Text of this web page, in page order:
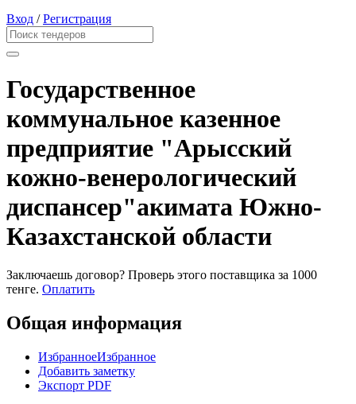
Вход /Регистрация
Государственное
коммунальное казенное
предприятие "Арысский
кожно-венерологический
диспансер"акимата Южно-
Казахстанской области
Заключаешь договор? Проверь этого поставщика за 1000
тенге. Оплатить
Общая информация
ИзбранноеИзбранное
Добавить заметку
Экспорт PDF